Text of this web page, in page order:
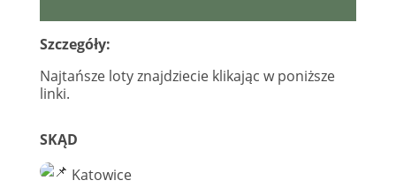
Szczegóły:
Najtańsze loty znajdziecie klikając w poniższe
linki.
SKĄD
Katowice